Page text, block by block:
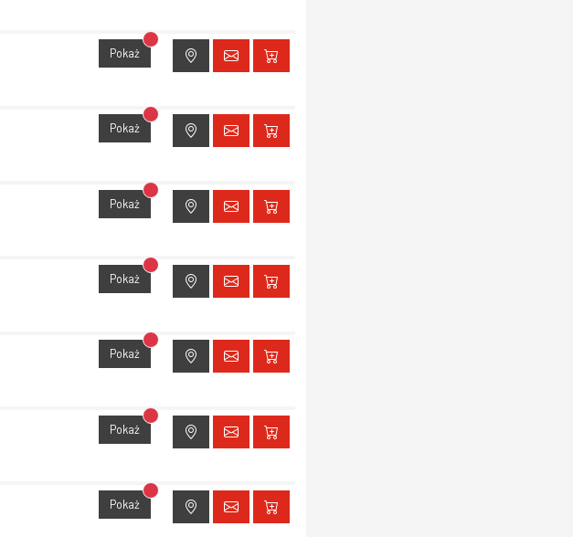
Pokaż Brak dostępu do lokalizacji
Pokaż Brak dostępu do lokalizacji
Pokaż Brak dostępu do lokalizacji
Pokaż Brak dostępu do lokalizacji
Pokaż Brak dostępu do lokalizacji
Pokaż Brak dostępu do lokalizacji
Pokaż Brak dostępu do lokalizacji